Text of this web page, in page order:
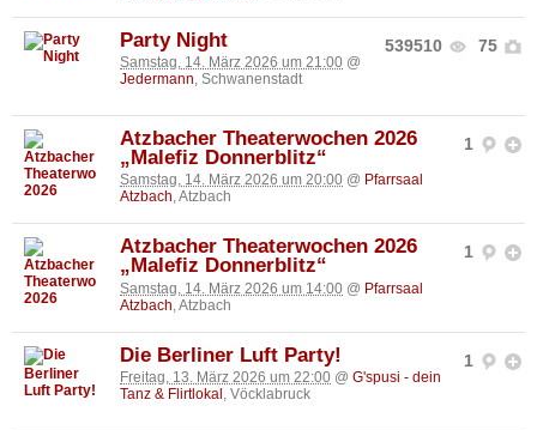
539510 75
Party Night
Samstag, 14. März 2026 um 21:00 @
Jedermann, Schwanenstadt
1
Atzbacher Theaterwochen 2026
„Malefiz Donnerblitz“
Samstag, 14. März 2026 um 20:00 @ Pfarrsaal
Atzbach, Atzbach
1
Atzbacher Theaterwochen 2026
„Malefiz Donnerblitz“
Samstag, 14. März 2026 um 14:00 @ Pfarrsaal
Atzbach , Atzbach
1
Die Berliner Luft Party!
Freitag, 13. März 2026 um 22:00 @ G'spusi - dein
Tanz & Flirtlokal , Vöcklabruck